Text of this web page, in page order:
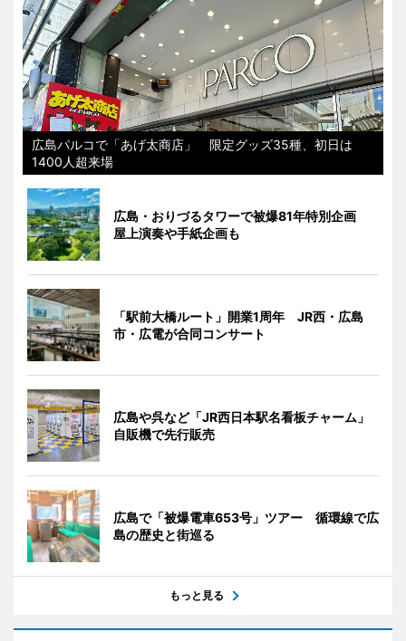
広島パルコで「あげ太商店」 限定グッズ35種、初日は
1400人超来場
広島・おりづるタワーで被爆81年特別企画
屋上演奏や手紙企画も
「駅前大橋ルート」開業1周年 JR西・広島
市・広電が合同コンサート
広島や呉など「JR西日本駅名看板チャーム」
自販機で先行販売
広島で「被爆電車653号」ツアー 循環線で広
島の歴史と街巡る
もっと見る